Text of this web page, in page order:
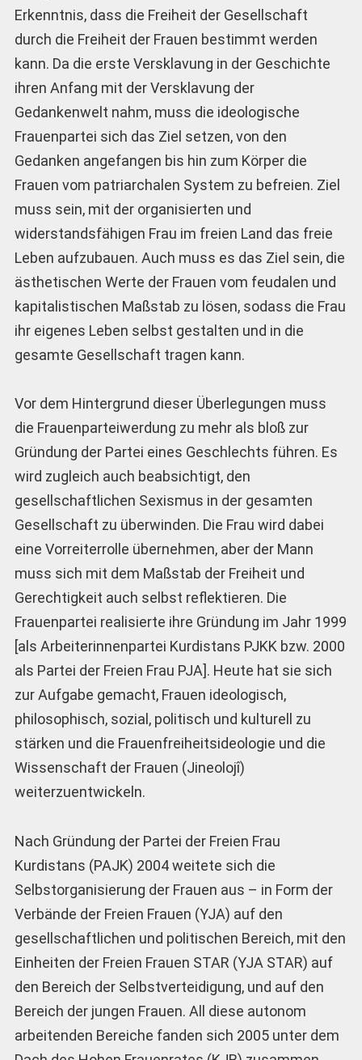
Erkenntnis, dass die Freiheit der Gesellschaft
durch die Freiheit der Frauen bestimmt werden
kann. Da die erste Versklavung in der Geschichte
ihren Anfang mit der Versklavung der
Gedankenwelt nahm, muss die ideologische
Frauenpartei sich das Ziel setzen, von den
Gedanken angefangen bis hin zum Körper die
Frauen vom patriarchalen System zu befreien. Ziel
muss sein, mit der organisierten und
widerstandsfähigen Frau im freien Land das freie
Leben aufzubauen. Auch muss es das Ziel sein, die
ästhetischen Werte der Frauen vom feudalen und
kapitalistischen Maßstab zu lösen, sodass die Frau
ihr eigenes Leben selbst gestalten und in die
gesamte Gesellschaft tragen kann.
Vor dem Hintergrund dieser Überlegungen muss
die Frauenparteiwerdung zu mehr als bloß zur
Gründung der Partei eines Geschlechts führen. Es
wird zugleich auch beabsichtigt, den
gesellschaftlichen Sexismus in der gesamten
Gesellschaft zu überwinden. Die Frau wird dabei
eine Vorreiterrolle übernehmen, aber der Mann
muss sich mit dem Maßstab der Freiheit und
Gerechtigkeit auch selbst reflektieren. Die
Frauenpartei realisierte ihre Gründung im Jahr 1999
[als Arbeiterinnenpartei Kurdistans PJKK bzw. 2000
als Partei der Freien Frau PJA]. Heute hat sie sich
zur Aufgabe gemacht, Frauen ideologisch,
philosophisch, sozial, politisch und kulturell zu
stärken und die Frauenfreiheitsideologie und die
Wissenschaft der Frauen (Jineolojî)
weiterzuentwickeln.
Nach Gründung der Partei der Freien Frau
Kurdistans (PAJK) 2004 weitete sich die
Selbstorganisierung der Frauen aus – in Form der
Verbände der Freien Frauen (YJA) auf den
gesellschaftlichen und politischen Bereich, mit den
Einheiten der Freien Frauen STAR (YJA STAR) auf
den Bereich der Selbstverteidigung, und auf den
Bereich der jungen Frauen. All diese autonom
arbeitenden Bereiche fanden sich 2005 unter dem